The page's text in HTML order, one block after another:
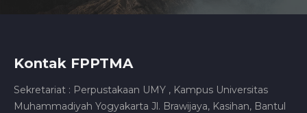
Kontak FPPTMA
Sekretariat : Perpustakaan UMY , Kampus Universitas
Muhammadiyah Yogyakarta Jl. Brawijaya, Kasihan, Bantul